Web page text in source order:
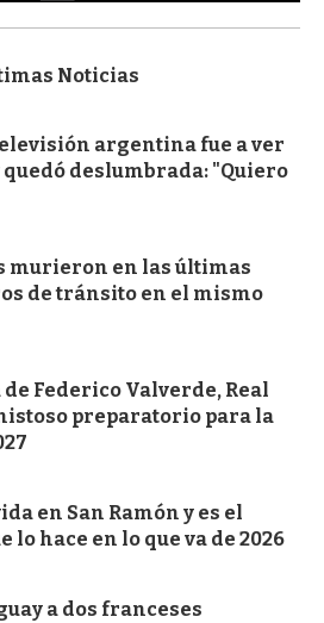
Noticias
argentina fue a ver
quedó deslumbrada: "Quiero
murieron en las últimas
de tránsito en el mismo
Federico Valverde, Real
preparatorio para la
en San Ramón y es el
lo hace en lo que va de 2026
a dos franceses